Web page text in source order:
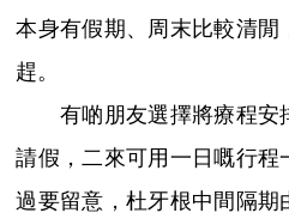
本身有假期、周末比較清
趕。
有啲朋友選擇將療程安
請假，二來可用一日嘅行程
過要留意，杜牙根中間隔期